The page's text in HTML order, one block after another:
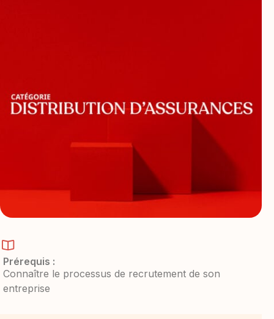
Prérequis :
Connaître le processus de recrutement de son
entreprise